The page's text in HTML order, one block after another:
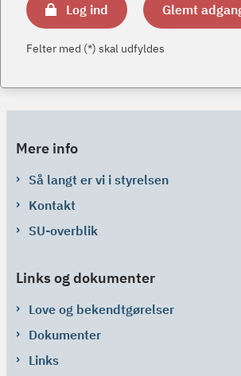
Log ind Glemt
Felter med (*) skal udfyldes
Mere info
Så langt er vi i styrelsen
Kontakt
SU-overblik
Links og dokumenter
Love og bekendtgørelser
Dokumenter
Links